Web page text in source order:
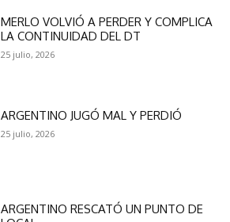
MERLO VOLVIÓ A PERDER Y COMPLICA
LA CONTINUIDAD DEL DT
25 julio, 2026
ARGENTINO JUGÓ MAL Y PERDIÓ
25 julio, 2026
ARGENTINO RESCATÓ UN PUNTO DE